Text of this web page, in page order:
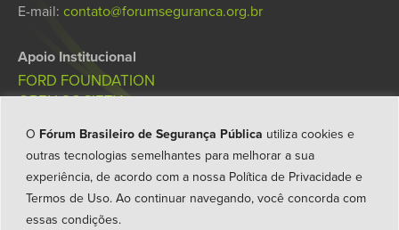
O Fórum Brasileiro de Segurança Pública utiliza cookies e
outras tecnologias semelhantes para melhorar a sua
experiência, de acordo com a nossa Política de Privacidade e
Termos de Uso. Ao continuar navegando, você concorda com
essas condições.
E-mail: contato@forumseguranca.org.br
Apoio Institucional
FORD FOUNDATION
OPEN SOCIETY
FUNDAÇÃO JOSÉ LUIZ EGYDIO SETÚBAL
FÓRUM BRASILEIRO DESEGURANÇA PÚBLICA
TRANSPARÊNCIA
CARTA DE PRINCÍPIOS